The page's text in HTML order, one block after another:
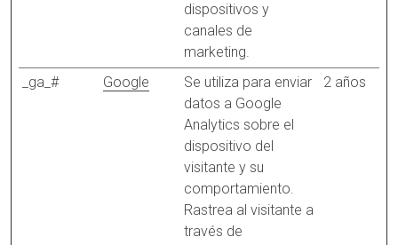
dispositivos y
canales de
marketing.
_ga_# Google
Se utiliza para enviar
datos a Google
Analytics sobre el
dispositivo del
visitante y su
comportamiento.
Rastrea al visitante a
través de
2 años